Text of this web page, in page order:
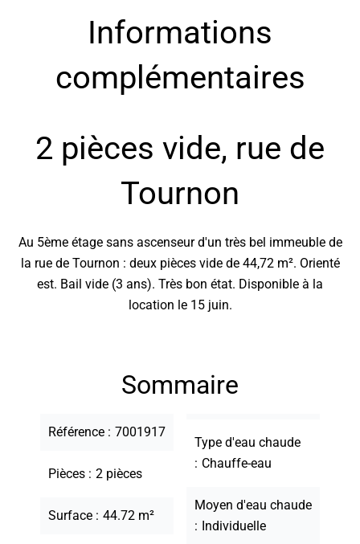
Informations
complémentaires
2 pièces vide, rue de
Tournon
Au 5ème étage sans ascenseur d'un très bel immeuble de
la rue de Tournon : deux pièces vide de 44,72 m². Orienté
est. Bail vide (3 ans). Très bon état. Disponible à la
location le 15 juin.
Sommaire
Référence 7001917
Pièces 2 pièces
Surface 44.72 m²
Type d'eau chaude
Chauffe-eau
Moyen d'eau chaude
Individuelle